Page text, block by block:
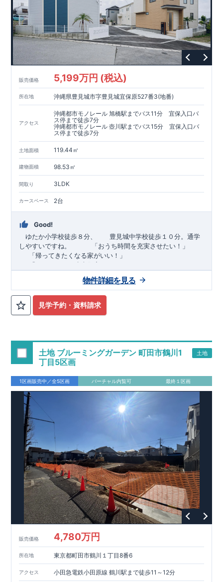
販売価格 5,199万円 (税込)
所在地 沖縄県豊見城市字豊見城宜保原527番3(地番)
アクセス
沖縄都市モノレール 旭橋駅までバス11分 宜保入口バ
ス停まで徒歩7分
沖縄都市モノレール 壺川駅までバス15分 宜保入口バ
ス停まで徒歩7分
土地面積 119.44㎡
建物面積 98.53㎡
間取り 3LDK
カースペース 2台
Good!
ゆたか小学校徒歩８分、 豊見城中学校徒歩１０分。通学
しやすいですね。
「おうち時間を充実させたい！」
「帰ってきたくなる家がいい！」
「おしゃれなら建売住宅もありかも！」
TEL:098-860-2201（火・水曜日定休日、年末年始休み）
■オプションではありません！全棟標準搭載
ム・ガス衣類乾燥機・食洗器・宅配ボックス・玄関電子キー・
成材にヒノキを使用しております！
■長期優良住宅もっと詳しく
「いい家を作って、きちんと手
7つの厳しい技術基準をクリアした物件だけが認定を受けられる
長期優良住宅。
長期優良住宅として認定を受けるためには、国が定めた下記7つ
の技術基準をクリアする必要があります。東栄住宅は全棟でク
リア！①耐震性②劣化対策③維持管理性④住戸面積⑤省エネル
ギー性⑥居住環境⑦維持保全管理
そのほかの魅力として、住宅ローン金利優遇、固定資産税の減
税、中古市場での売却時にも有利です。
住宅性能評価ダブル
取得
「設計」と「建設」のダブルで性
能を評価されています！図面を第三者機関へ提出します。外部
評価委員が建設中に3回、竣工時に1回の現場検査が行われま
す。構造の安定、劣化の軽減、維持管理への配慮、温熱環境・
エネルギー消費量（断熱等性能）の必須4分野、空気環境で、最
高等級取得！ ■ 耐震等級3 もっと詳しく 東栄住宅の建物
は、国が定めた耐震最高等級3を取得。建築基準法に定められ
た、｢数百年に一度発生する地震に対して、倒壊、崩壊しない｣
という基準から、さらに1.5倍の耐震力を達成しています。
風等級2 災害時の損傷の受けにくさを評価されています。建築
1.2倍の暴風に対しても損傷を生じないことで耐風最高等級
取得しています。 ■自社一貫体制もっと詳しく 東栄住宅は土
地の仕入れ、設計、施工、販売、メンテナンスまで、すべての
プロセスに携わっています。 ■ アフターサポート
快適に暮らすことができる住宅の品質を長期にわたり
当社こだわりの空間アイディアをショート動画で
ご紹介しています。ここをクリック
見学予約・資料請求
物件詳細を見る
土地 ブルーミングガーデン 町田市鶴川1
丁目5区画
土地
1区画販売中／全5区画 バーチャル内覧可 最終１区画
販売価格 4,780万円
所在地 東京都町田市鶴川１丁目8番6
アクセス 小田急電鉄小田原線 鶴川駅まで徒歩11～12分